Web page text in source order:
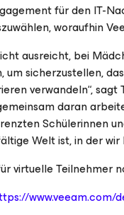
für den IT-
woraufhin
ausreicht, bei
sicherzustellen,
verwandeln“,
daran
Schülerinnen
Welt ist, in der wir
virtuelle Teilnehmer
www.veeam.com/